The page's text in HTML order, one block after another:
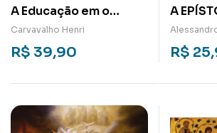
A Educação em o
Capital
Carvavalho Henri
R$ 39,90
A
UMA
R$